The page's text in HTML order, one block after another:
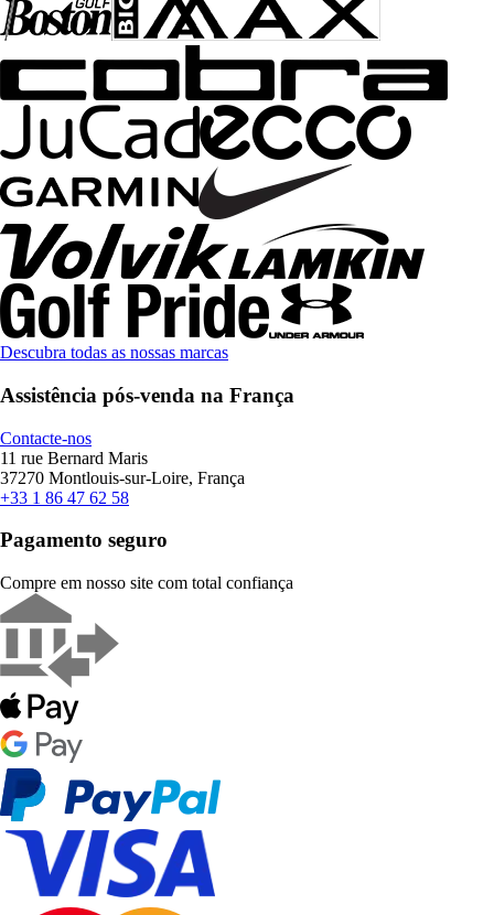
Descubra todas as nossas marcas
Assistência pós-venda na França
Contacte-nos
11 rue Bernard Maris
37270 Montlouis-sur-Loire, França
+33 1 86 47 62 58
Pagamento seguro
Compre em nosso site com total confiança